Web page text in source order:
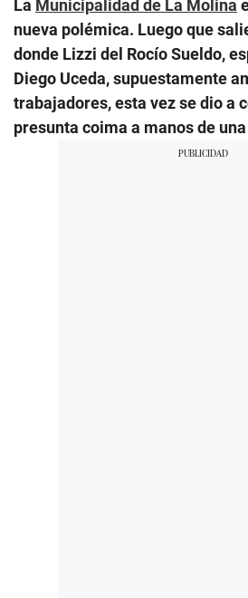
La Municipalidad de La Molina
nueva polémica. Luego que
donde Lizzi del Rocío Sueldo,
Diego Uceda, supuestamente
trabajadores, esta vez se dio a
presunta coima a manos de